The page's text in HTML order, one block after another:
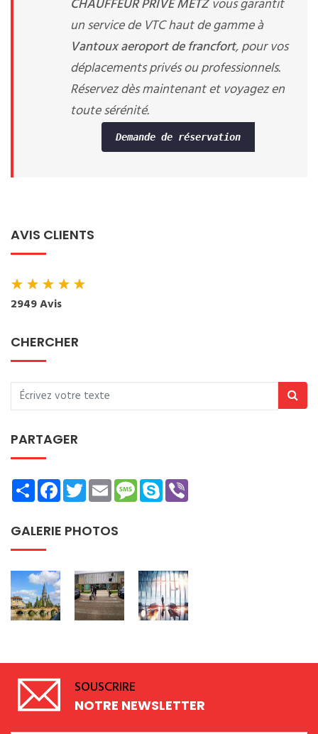
CHAUFFEUR PRIVE METZvous garantit
un service de VTC haut de gamme à
Vantoux aeroport de francfort, pour vos
déplacements privés ou professionnels.
Réservez dès maintenant et voyagez en
toute sérénité.
Demande de réservation
AVIS CLIENTS
★★★★★
2949 Avis
CHERCHER
PARTAGER
ShareFacebookTwitterEmailMessage
Skype
GALERIE PHOTOS
SOUSCRIRE
NOTRE NEWSLETTER